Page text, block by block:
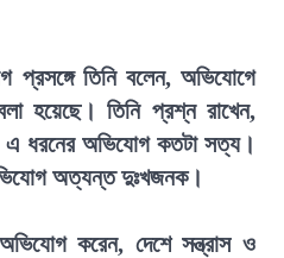
প্রসঙ্গে তিনি বলেন, অভিযোগে
হয়েছে। তিনি প্রশ্ন রাখেন,
ধরনের অভিযোগ কতটা সত্য।
অত্যন্ত দুঃখজনক।
করেন, দেশে সন্ত্রাস ও